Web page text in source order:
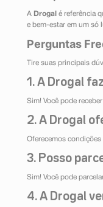
A Drogal é referência
e bem-estar em um só
Perguntas
Tire suas principais
1. A Drogal
Sim! Você pode
2. A Drogal
Oferecemos condições
3. Posso
Sim! Você pode
4. A Drogal